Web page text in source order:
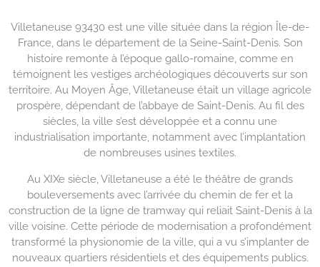
Villetaneuse 93430 est une ville située dans la région Île-de-
France, dans le département de la Seine-Saint-Denis. Son
histoire remonte à l’époque gallo-romaine, comme en
témoignent les vestiges archéologiques découverts sur son
territoire. Au Moyen Âge, Villetaneuse était un village agricole
prospère, dépendant de l’abbaye de Saint-Denis. Au fil des
siècles, la ville s’est développée et a connu une
industrialisation importante, notamment avec l’implantation
de nombreuses usines textiles.
Au XIXe siècle, Villetaneuse a été le théâtre de grands
bouleversements avec l’arrivée du chemin de fer et la
construction de la ligne de tramway qui reliait Saint-Denis à la
ville voisine. Cette période de modernisation a profondément
transformé la physionomie de la ville, qui a vu s’implanter de
nouveaux quartiers résidentiels et des équipements publics.